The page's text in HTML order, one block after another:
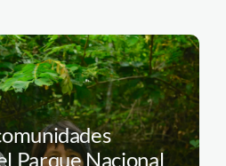
Parque Nacional